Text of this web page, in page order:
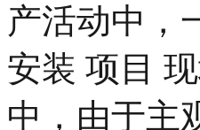
产活动中，
安装 项目
中，由于主